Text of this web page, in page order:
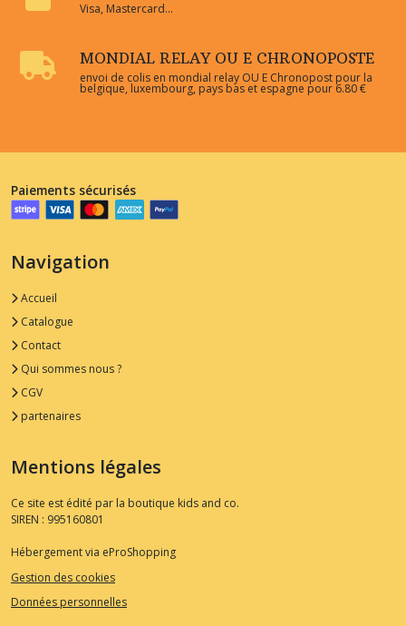
Visa, Mastercard...
MONDIAL RELAY OU E CHRONOPOSTE
envoi de colis en mondial relay OU E Chronopost pour la
belgique, luxembourg, pays bas et espagne pour 6.80 €
Paiements sécurisés
Navigation
Accueil
Catalogue
Contact
Qui sommes nous ?
CGV
partenaires
Mentions légales
Ce site est édité par la boutique kids and co.
SIREN : 995160801
Hébergement via eProShopping
Gestion des cookies
Données personnelles